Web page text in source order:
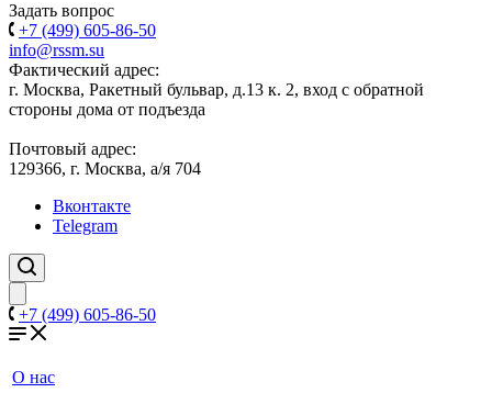
Задать вопрос
+7 (499) 605-86-50
info@rssm.su
Фактический адрес:
г. Москва, Ракетный бульвар, д.13 к. 2, вход с обратной
стороны дома от подъезда
Почтовый адрес:
129366, г. Москва, а/я 704
Вконтакте
Telegram
+7 (499) 605-86-50
О нас